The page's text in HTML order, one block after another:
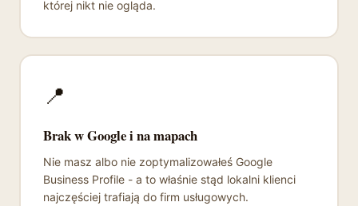
której nikt nie ogląda.
📍
Brak w Google i na mapach
Nie masz albo nie zoptymalizowałeś Google
Business Profile - a to właśnie stąd lokalni klienci
najczęściej trafiają do firm usługowych.